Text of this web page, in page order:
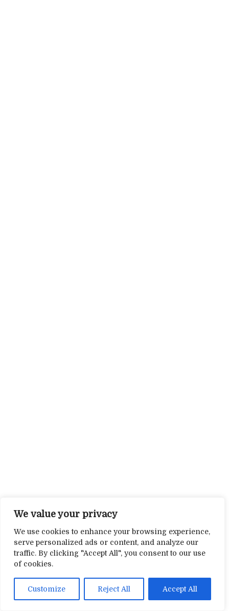
We value your privacy
We use cookies to enhance your browsing experience,
serve personalized ads or content, and analyze our
traffic. By clicking "Accept All", you consent to our use
of cookies.
Customize Reject All Accept All